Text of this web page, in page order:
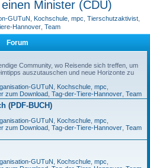
Minister (CDU)
GUTuN Kochschule mpc Tierschutzaktivist
Hannover Team
Forum
Community, wo Reisende sich treffen, um
auszutauschen und neue Horizonte zu
GUTuN, Kochschule, mpc,
zum Download, Tag-der-Tiere-Hannover, Team
(PDF-BUCH)
GUTuN, Kochschule, mpc,
zum Download, Tag-der-Tiere-Hannover, Team
GUTuN, Kochschule, mpc,